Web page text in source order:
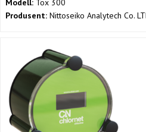
Modell: Tox 300
Produsent: Nittoseiko Analytech Co.